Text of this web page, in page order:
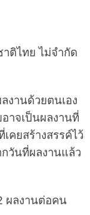
ติไทย ไม่จํากัด
งานด้วยตนเอง
าจเป็นผลงานที่
คยสร้างสรรค์ไว้
วันที่ผลงานแล้ว
ผลงานต่อคน